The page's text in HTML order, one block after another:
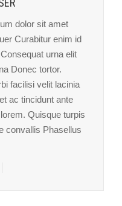
dolor sit amet
Curabitur enim id
urna elit
Donec tortor.
facilisi velit lacinia
ac tincidunt ante
Quisque turpis
convallis Phasellus